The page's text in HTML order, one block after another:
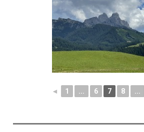
◄ 1 ... 6 7 8 ...